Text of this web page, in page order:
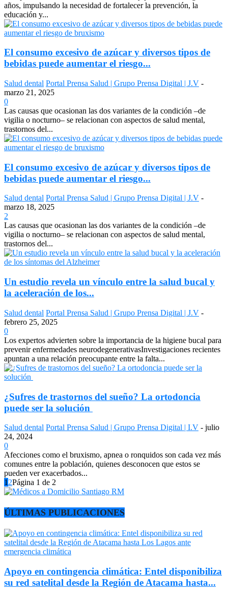
años, impulsando la necesidad de fortalecer la prevención, la
educación y...
El consumo excesivo de azúcar y diversos tipos de
bebidas puede aumentar el riesgo...
Salud dental Portal Prensa Salud | Grupo Prensa Digital | J.V -
marzo 21, 2025
0
Las causas que ocasionan las dos variantes de la condición –de
vigilia o nocturno– se relacionan con aspectos de salud mental,
trastornos del...
El consumo excesivo de azúcar y diversos tipos de
bebidas puede aumentar el riesgo...
Salud dental Portal Prensa Salud | Grupo Prensa Digital | J.V -
marzo 18, 2025
2
Las causas que ocasionan las dos variantes de la condición –de
vigilia o nocturno– se relacionan con aspectos de salud mental,
trastornos del...
Un estudio revela un vínculo entre la salud bucal y
la aceleración de los...
Salud dental Portal Prensa Salud | Grupo Prensa Digital | J.V -
febrero 25, 2025
0
Los expertos advierten sobre la importancia de la higiene bucal para
prevenir enfermedades neurodegenerativasInvestigaciones recientes
apuntan a una relación preocupante entre la falta...
¿Sufres de trastornos del sueño? La ortodoncia
puede ser la solución
Salud dental Portal Prensa Salud | Grupo Prensa Digital | I.V - julio
24, 2024
0
Afecciones como el bruxismo, apnea o ronquidos son cada vez más
comunes entre la población, quienes desconocen que estos se
pueden ver exacerbados...
1 2Página 1 de 2
ÚLTIMAS PUBLICACIONES
Apoyo en contingencia climática: Entel disponibiliza
su red satelital desde la Región de Atacama hasta...